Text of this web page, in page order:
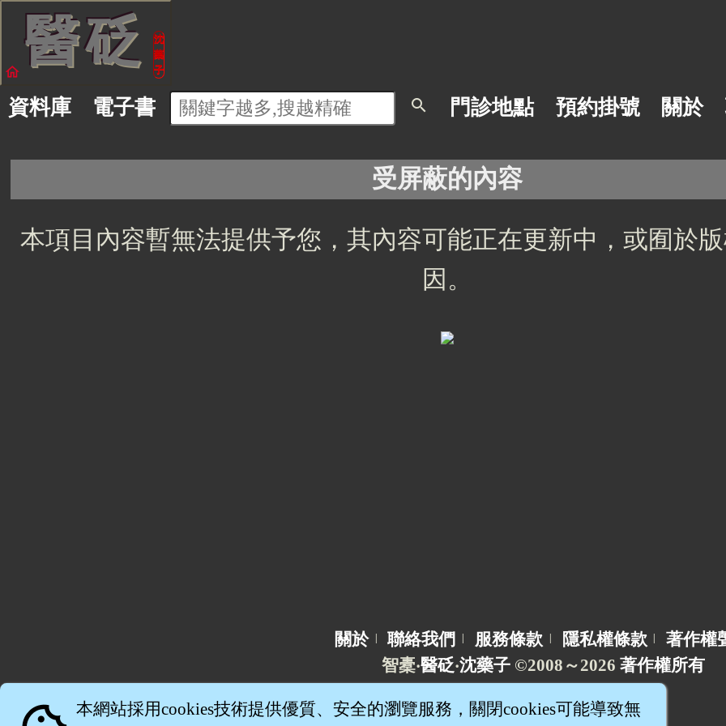
醫砭
沈
藥
子
home
資料庫 電子書 search 門診地點 預約掛號 關於
受屏蔽的內容
本項目內容暫無法提供予您，其內容可能正在更新中，或囿於
因。
關於 聯絡我們 服務條款 隱私權條款
著作權
智橐‧醫砭‧沈藥子©2008～2026 著作權所有
本網站採用cookies技術提供優質、安全的瀏覽服務，關閉cookies可能導致無